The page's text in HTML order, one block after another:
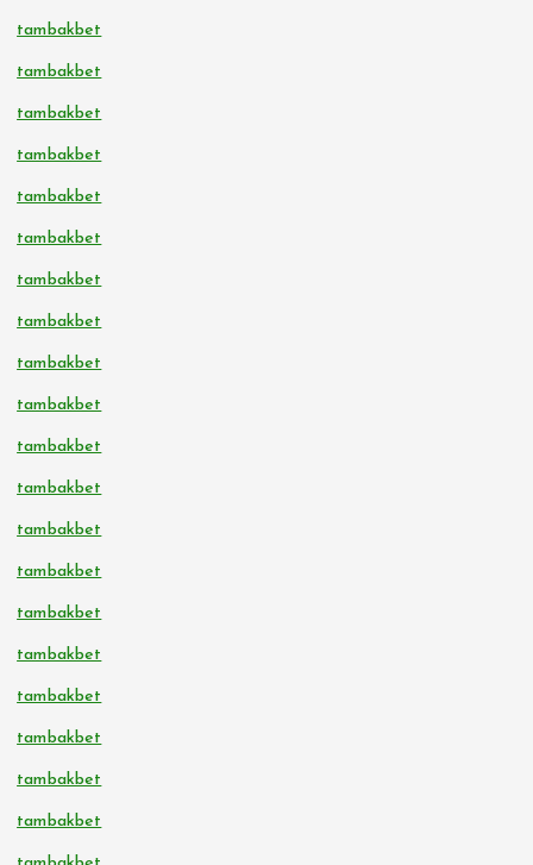
tambakbet
tambakbet
tambakbet
tambakbet
tambakbet
tambakbet
tambakbet
tambakbet
tambakbet
tambakbet
tambakbet
tambakbet
tambakbet
tambakbet
tambakbet
tambakbet
tambakbet
tambakbet
tambakbet
tambakbet